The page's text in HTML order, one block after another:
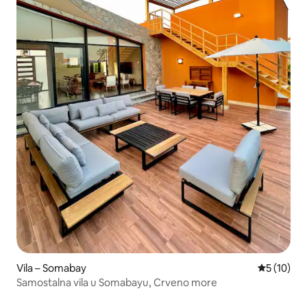
Vila – Somabay Prosječna
5 (10)
Samostalna vila u Somabayu, Crveno more